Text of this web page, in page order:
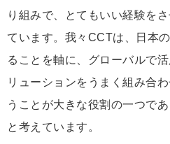
り組みで、とてもいい経験を
ています。我々CCTは、日本
ることを軸に、グローバルで
リューションをうまく組み合
うことが大きな役割の一つで
と考えています。